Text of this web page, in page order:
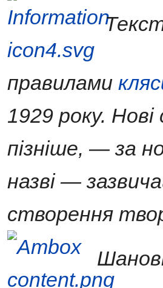
правилами
1929 року.
пізніше, — за
назві —
створення